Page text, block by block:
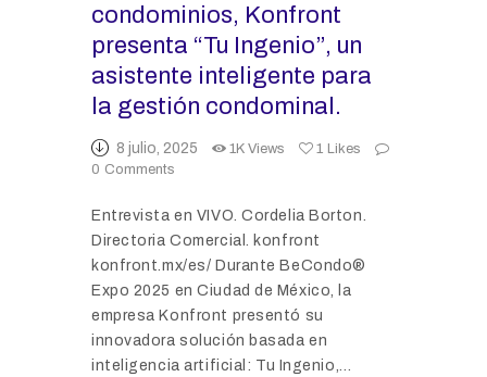
condominios, Konfront
presenta “Tu Ingenio”, un
asistente inteligente para
la gestión condominal.
8 julio, 2025 1K Views 1 Likes
0 Comments
Entrevista en VIVO. Cordelia Borton.
Directoria Comercial. konfront
konfront.mx/es/ Durante BeCondo®
Expo 2025 en Ciudad de México, la
empresa Konfront presentó su
innovadora solución basada en
inteligencia artificial: Tu Ingenio,…